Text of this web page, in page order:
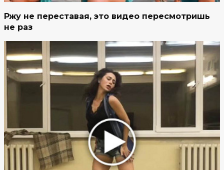
Ржу не переставая, это видео пересмотришь
не раз